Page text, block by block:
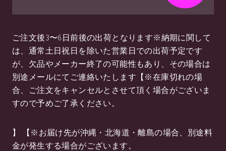
ご注文後3〜6日前後の出荷となります※納期に関して
は、通常土日祝日を除いた営業日での出荷予定です
が、欠品やメーカー終了の可能性もあり、その場合は
別途メールにてご連絡いたします【※在庫切れの場
合、ご注文をキャンセルとさせて頂く場合がございま
すので予めご了承ください。
】 【※お届け先が沖縄・北海道・離島の場合、別途料
金が発生する場合がございます。